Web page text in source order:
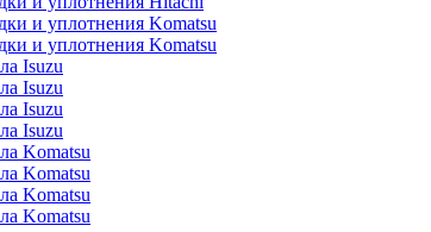
и уплотнения Komatsu
и уплотнения Komatsu
Isuzu
Isuzu
Isuzu
Isuzu
Komatsu
Komatsu
Komatsu
Komatsu